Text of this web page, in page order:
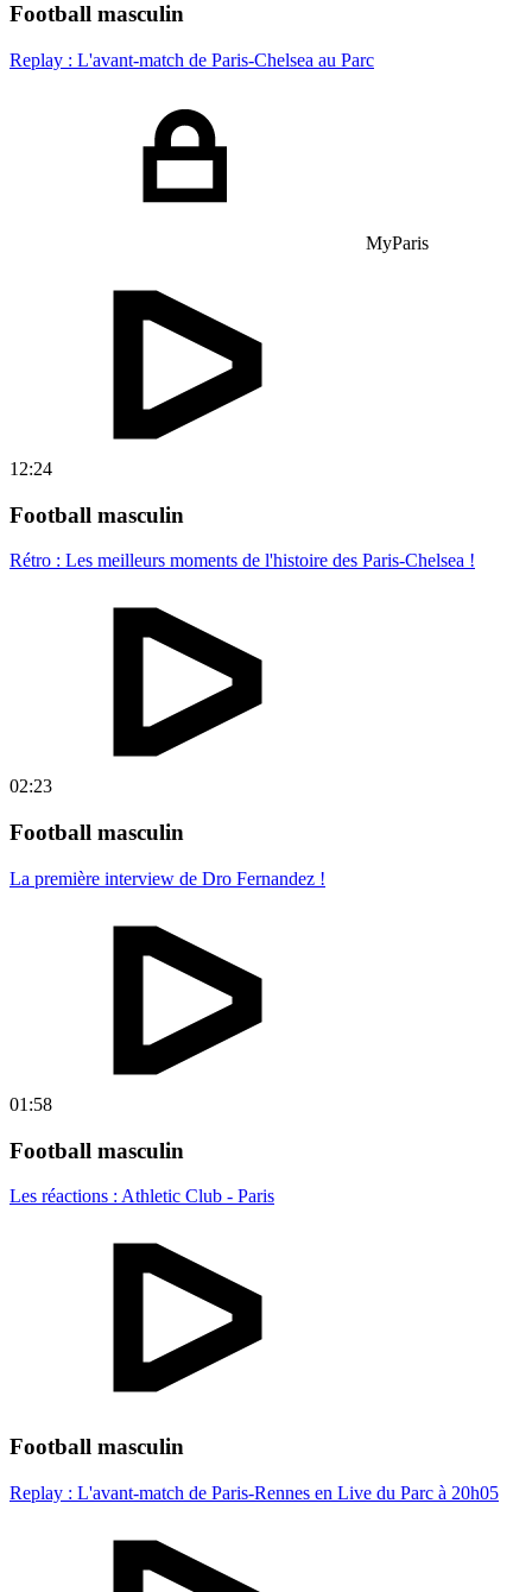
Football masculin
Replay : L'avant-match de Paris-Chelsea au Parc
MyParis
12:24
Football masculin
Rétro : Les meilleurs moments de l'histoire des Paris-Chelsea !
02:23
Football masculin
La première interview de Dro Fernandez !
01:58
Football masculin
Les réactions : Athletic Club - Paris
Football masculin
Replay : L'avant-match de Paris-Rennes en Live du Parc à 20h05